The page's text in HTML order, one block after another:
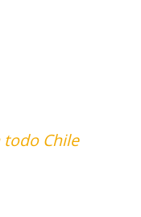
todo Chile